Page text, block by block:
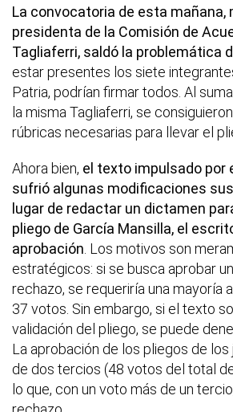
La convocatoria de esta mañana,
presidenta de la Comisión de
Tagliaferri, saldó la problemática
estar presentes los siete
Patria, podrían firmar todos. Al
la misma Tagliaferri, se
rúbricas necesarias para llevar el
Ahora bien, el texto impulsado por
sufrió algunas modificaciones
lugar de redactar un dictamen
pliego de García Mansilla, el
aprobación . Los motivos son
estratégicos: si se busca aprobar
rechazo, se requeriría una mayoría
37 votos. Sin embargo, si el texto
validación del pliego, se puede
La aprobación de los pliegos de
de dos tercios (48 votos del total
lo que, con un voto más de un